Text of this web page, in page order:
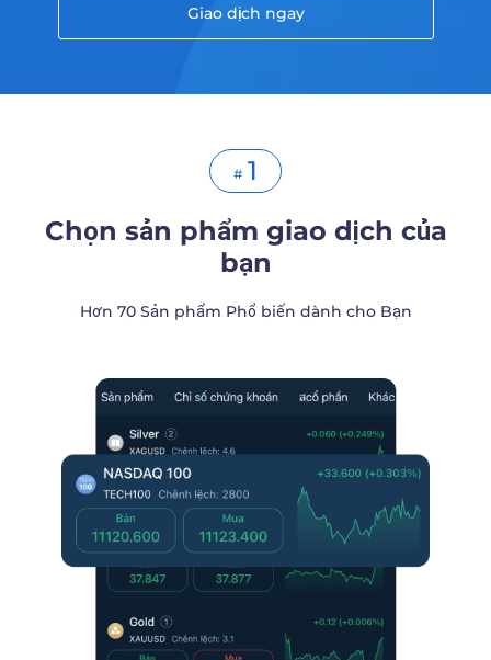
Giao dịch ngay
# 1
Chọn sản phẩm giao dịch của
bạn
Hơn 70 Sản phẩm Phổ biến dành cho Bạn